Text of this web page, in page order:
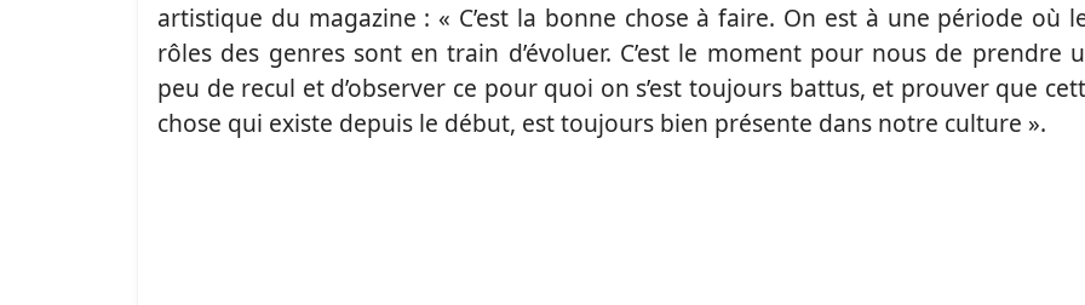
artistique du magazine : « C’est la bonne chose à faire. On est à une période où
rôles des genres sont en train d’évoluer. C’est le moment pour nous de prendre
peu de recul et d’observer ce pour quoi on s’est toujours battus, et prouver que
chose qui existe depuis le début, est toujours bien présente dans notre culture ».